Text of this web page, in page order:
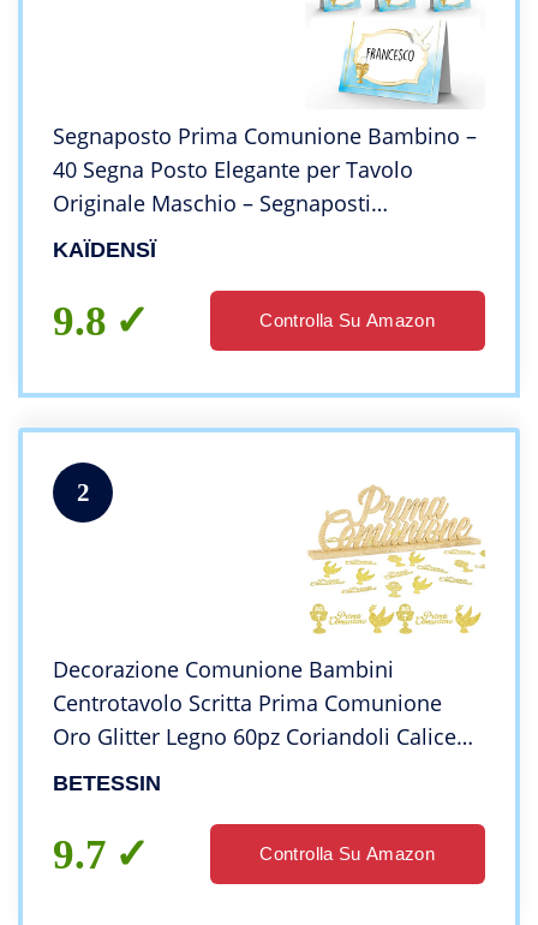
Segnaposto Prima Comunione Bambino –
40 Segna Posto Elegante per Tavolo
Originale Maschio – Segnaposti
Decorazioni Cerimonia – Segnatavolo
KAÏDENSÏ
9.8 Controlla Su Amazon
2
Decorazione Comunione Bambini
Centrotavolo Scritta Prima Comunione
Oro Glitter Legno 60pz Coriandoli Calice
Piccione Decorazione Tavolo Festa
BETESSIN
9.7 Controlla Su Amazon